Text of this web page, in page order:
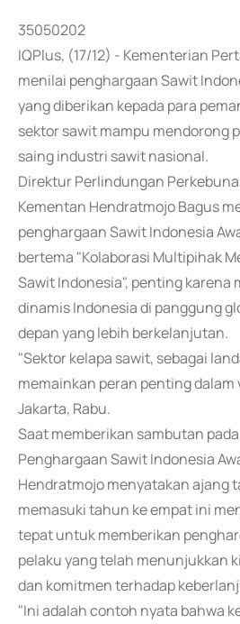
35050202
IQPlus, (17/12) - Kementerian
menilai penghargaan Sawit
yang diberikan kepada para
sektor sawit mampu mendorong
saing industri sawit nasional.
Direktur Perlindungan
Kementan Hendratmojo Bagus
penghargaan Sawit Indonesia
bertema "Kolaborasi Multipihak
Sawit Indonesia", penting karena
dinamis Indonesia di panggung
depan yang lebih berkelanjutan.
"Sektor kelapa sawit, sebagai
memainkan peran penting dalam
Jakarta, Rabu.
Saat memberikan sambutan
Penghargaan Sawit Indonesia
Hendratmojo menyatakan ajang
memasuki tahun ke empat ini
tepat untuk memberikan
pelaku yang telah menunjukkan
dan komitmen terhadap
"Ini adalah contoh nyata bahwa